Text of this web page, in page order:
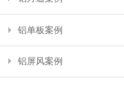
铝单板案例
铝屏风案例